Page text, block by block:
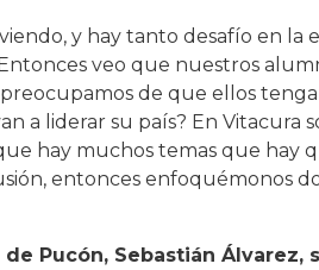
y hay tanto desafío en la
veo que nuestros
de que ellos
a liderar su país? En Vitacura
hay muchos temas que hay
entonces enfoquémonos
Pucón, Sebastián Álvarez,